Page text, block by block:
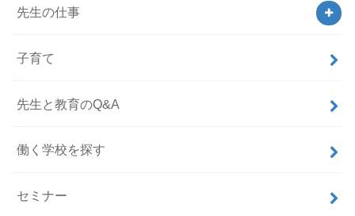
先生の仕事
子育て
先生と教育のQ&A
働く学校を探す
セミナー